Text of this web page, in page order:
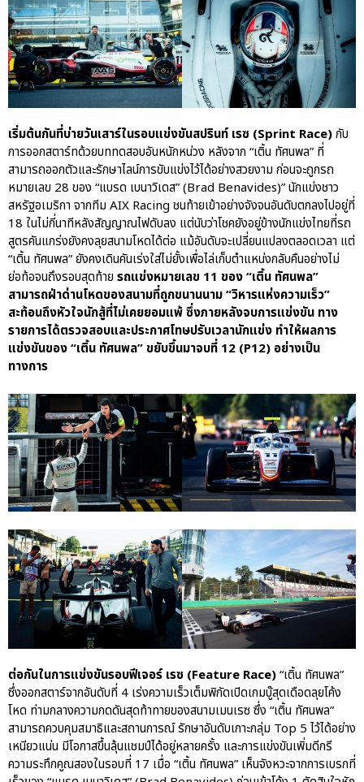
QR
Uncategorized
เริ่มต้นกันที่บ่ายวันเสาร์ในรอบแข่งขันสปรินท์ เรซ (Sprint Race)กับ
การออกสตาร์ทด้วยบททดสอบอันหนักหน่วง หลังจาก “เติ้น ทัศนพล” ที่
สามารถออกตัวและรักษาไลน์การขับแข่งไว้ได้อย่างสวยงาม ก่อนจะถูกรถ
หมายเลข 28 ของ “แบรด เบนาวิเดส” (Brad Benavides)” นักแข่งชาว
สหรัฐอเมริกา จากทีม AIX Racing ชนท้ายเข้าอย่างจังจนอันดับตกลงไปอยู่ที่
18 ในไม่กี่นาทีหลังสัญญาณไฟดับลง แต่นับว่าโชคยังอยู่ข้างนักแข่งไทย​ที่รถ
สูตรคันแกร่งยังคงลุยสนามโหดได้​ต่อ แม้อันดับจะเปลี่ยนแปลงตลอดเวลา​ แต่
“เติ้น​ ทัศนพล”​ ยังคงเดินคันเร่งใส่ไม่ยั้งเพื่อไล่เก็บตำแหน่งกลับคืนอย่างไม่
ย่อท้อ​จนถึงรอบสุดท้าย รถแข่งหมายเลข 11 ของ “เติ้น ทัศนพล”
สามารถฝ่าด่านโหดของสนามที่ถูกขนานนาม “วิหารแห่งความเร็ว”
สะท้อนถึงหัวใจนักสู้ที่ไม่เคยยอมแพ้​ ซึ่งภายหลังจบการแข่งขัน ทาง
รายการได้ตรวจสอบและประกาศโทษปรับเวลานักแข่ง ทำให้ผลการ
แข่งขันของ “เติ้น​ ทัศนพล”​ ขยับขึ้นมาจบที่ 12 (P12) อย่างเป็น
ทางการ
ต่อกันในการแข่งขันรอบฟีเจอร์ เรซ ​(Feature Race)“เติ้น ทัศนพล”
ซึ่งออกสตาร์จากอันดับที่ 4 เร่งความเร็วเต็มพิกัดเปิดเกมบู๊สุดเดือดลุยโค้ง
โหด​ ท่ามกลางความกดดันสุดท้าทายของสนามเมนเรซ ​ซึ่ง​ “เติ้น​ ทัศนพล​”
สามารถควบคุมสมาธิและสถานการณ์​ รักษาอันดับเกาะกลุ่ม​ Top​ 5 ไว้ได้อย่าง
เหนียวแน่น​ มีโอกาสขึ้นลุ้นแชมป์ได้อยู่หลายครั้ง และการแข่งขันเพิ่มดีกรี
ความระทึกคูณสองในรอบที่ 17 เมื่อ “เติ้น​ ทัศนพล” เห็นจังหวะจากการเบรกที่